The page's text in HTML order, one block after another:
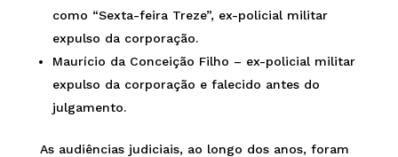
como “Sexta-feira Treze”, ex-policial militar
expulso da corporação.
Maurício da Conceição Filho – ex-policial militar
expulso da corporação e falecido antes do
julgamento.
As audiências judiciais, ao longo dos anos, foram